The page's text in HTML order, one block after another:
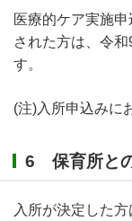
医療的ケア実施
された方は、令
す。
(注)入所申込みに
6 保育所と
入所が決定した